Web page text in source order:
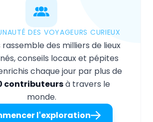
DES VOYAGEURS CURIEUX
rassemble des milliers de lieux
conseils locaux et pépites
chaque jour par plus de
contributeursà travers le
monde.
l'exploration